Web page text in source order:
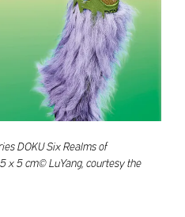
DOKU Six Realms of
x 5 cm© LuYang, courtesy the